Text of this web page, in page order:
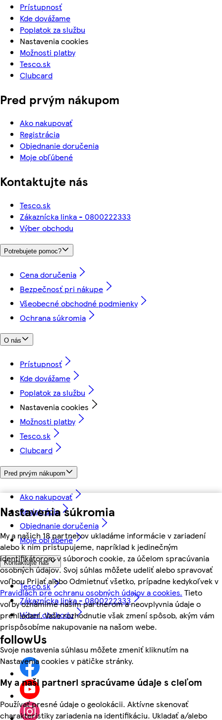
Nastavenia súkromia
My a našich 18 partnerov ukladáme informácie v zariadení
alebo k nim pristupujeme, napríklad k jedinečným
identifikátorom v súboroch cookie, za účelom spracúvania
osobných údajov. Svoj súhlas môžete udeliť alebo spravovať
voľbou Prijať alebo Odmietnuť všetko, prípadne kedykoľvek v
Pravidlách pre ochranu osobných údajov a cookies. Tieto
voľby oznámime našim partnerom a neovplyvnia údaje o
prehliadaní. Vaše rozhodnutie však zmení spôsob, akým vám
prispôsobíme nakupovanie na našom webe.
Svoje nastavenia súhlasu môžete zmeniť kliknutím na
Nastavenia cookies v pätičke stránky.
My a naši partneri spracúvame údaje s cieľom
Používať presné údaje o geolokácii. Aktívne skenovať
charakteristiky zariadenia na identifikáciu. Ukladať a/alebo
Prístupnosť
Kde dovážame
Poplatok za službu
Nastavenia cookies
Možnosti platby
Tesco.sk
Clubcard
Pred prvým nákupom
Ako nakupovať
Registrácia
Objednanie doručenia
Moje obľúbené
Kontaktujte nás
Tesco.sk
Zákaznícka linka - 0800222333
Výber obchodu
Potrebujete pomoc?
Cena doručenia
Bezpečnosť pri nákupe
Všeobecné obchodné podmienky
Ochrana súkromia
O nás
Prístupnosť
Kde dovážame
Poplatok za službu
Nastavenia cookies
Možnosti platby
Tesco.sk
Clubcard
Pred prvým nákupom
Ako nakupovať
Registrácia
Objednanie doručenia
Moje obľúbené
Kontaktujte nás
Tesco.sk
Zákaznícka linka - 0800222333
Výber obchodu
followUs